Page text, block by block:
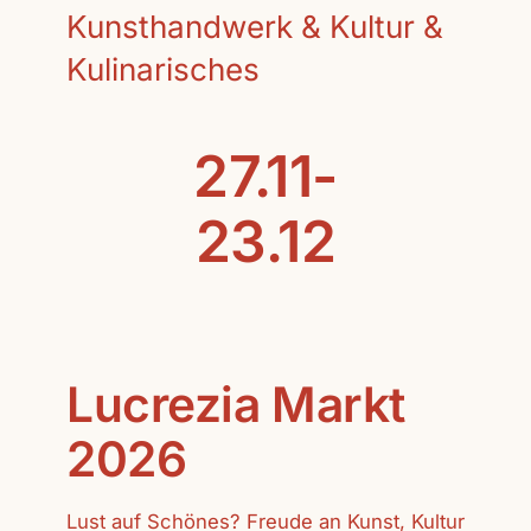
Kunsthandwerk & Kultur &
Kulinarisches
27.11-
23.12
Lucrezia Markt
2026
Lust auf Schönes? Freude an Kunst, Kultur